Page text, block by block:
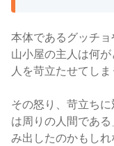
本体であるグッチ
山小屋の主人は何が
人を苛立たせてし
その怒り、苛立ち
は周りの人間であ
み出したのかもしれ